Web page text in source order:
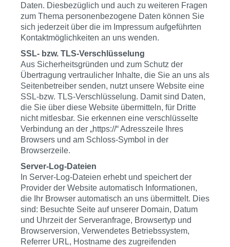
Daten. Diesbezüglich und auch zu weiteren Fragen
zum Thema personenbezogene Daten können Sie
sich jederzeit über die im Impressum aufgeführten
Kontaktmöglichkeiten an uns wenden.
SSL- bzw. TLS-Verschlüsselung
Aus Sicherheitsgründen und zum Schutz der
Übertragung vertraulicher Inhalte, die Sie an uns als
Seitenbetreiber senden, nutzt unsere Website eine
SSL-bzw. TLS-Verschlüsselung. Damit sind Daten,
die Sie über diese Website übermitteln, für Dritte
nicht mitlesbar. Sie erkennen eine verschlüsselte
Verbindung an der „https://“ Adresszeile Ihres
Browsers und am Schloss-Symbol in der
Browserzeile.
Server-Log-Dateien
In Server-Log-Dateien erhebt und speichert der
Provider der Website automatisch Informationen,
die Ihr Browser automatisch an uns übermittelt. Dies
sind: Besuchte Seite auf unserer Domain, Datum
und Uhrzeit der Serveranfrage, Browsertyp und
Browserversion, Verwendetes Betriebssystem,
Referrer URL, Hostname des zugreifenden